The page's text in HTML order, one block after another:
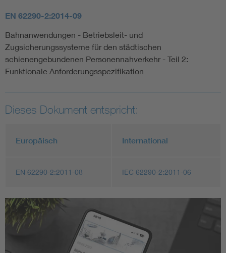
EN 62290-2:2014-09
Bahnanwendungen - Betriebsleit- und
Zugsicherungssysteme für den städtischen
schienengebundenen Personennahverkehr - Teil 2:
Funktionale Anforderungsspezifikation
Dieses Dokument entspricht:
Europäisch International
EN 62290-2:2011-08 IEC 62290-2:2011-06